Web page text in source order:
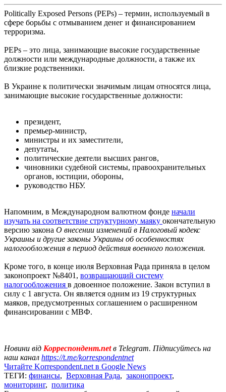
Politically Exposed Persons (PEPs) – термин, используемый в
сфере борьбы с отмыванием денег и финансированием
терроризма.
PEPs – это лица, занимающие высокие государственные
должности или международные должности, а также их
близкие родственники.
В Украине к политически значимым лицам относятся лица,
занимающие высокие государственные должности:
президент,
премьер-министр,
министры и их заместители,
депутаты,
политические деятели высших рангов,
чиновники судебной системы, правоохранительных
органов, юстиции, обороны,
руководство НБУ.
Напомним, в Международном валютном фонде начали
изучать на соответствие структурному маяку окончательную
версию закона О внесении изменений в Налоговый кодекс
Украины и другие законы Украины об особенностях
налогообложения в период действия военного положения.
Кроме того, в конце июля Верховная Рада приняла в целом
законопроект №8401, возвращающий систему
налогообложения в довоенное положение. Закон вступил в
силу с 1 августа. Он является одним из 19 структурных
маяков, предусмотренных соглашением о расширенном
финансировании с МВФ.
Новини від Корреспондент.netв Telegram. Підписуйтесь на
наш канал https://t.me/korrespondentnet
Читайте Korrespondent.net в Google News
ТЕГИ: финансы, Верховная Рада, законопроект,
мониторинг, политика